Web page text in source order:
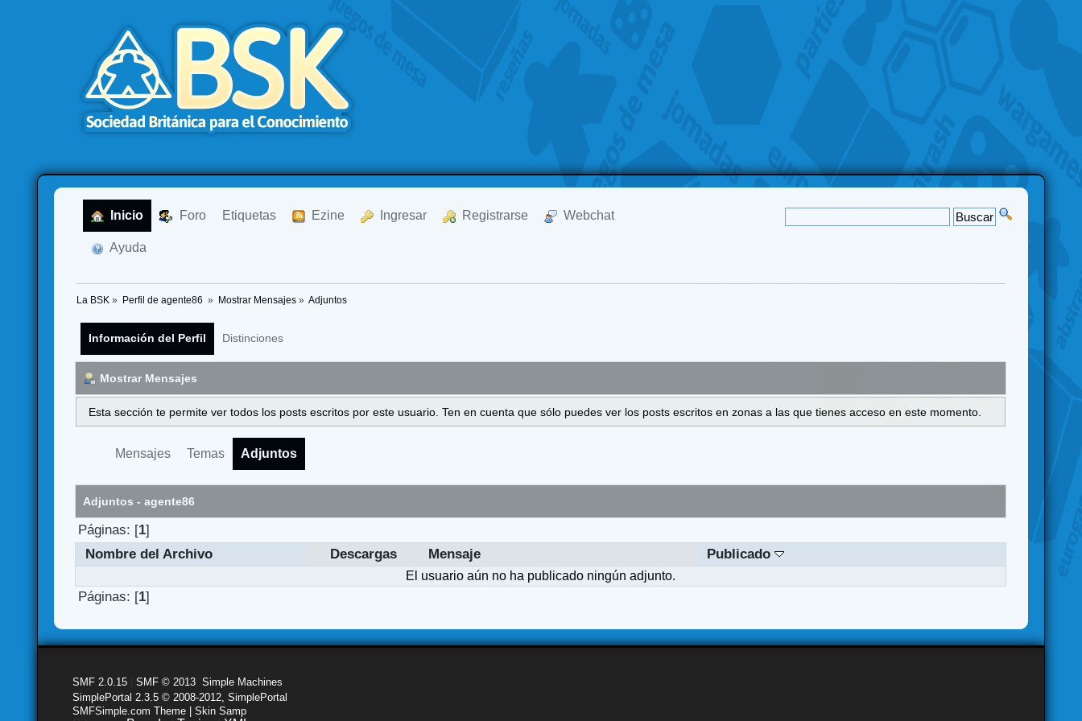
Inicio Foro Etiquetas Ezine Ingresar Registrarse Webchat
Ayuda
La BSK » Perfil de agente86 » Mostrar Mensajes» Adjuntos
Información del Perfil Distinciones
Mostrar Mensajes
Esta sección te permite ver todos los posts escritos por este usuario. Ten en cuenta que sólo puedes ver los posts escritos en zonas a las que tienes acceso en este momento.
Mensajes Temas Adjuntos
Adjuntos - agente86
Páginas: [1]
Nombre del Archivo
Descargas Mensaje Publicado
El usuario aún no ha publicado ningún adjunto.
Páginas: [1]
SMF 2.0.15 |SMF © 2013 ,Simple Machines
SimplePortal 2.3.5 © 2008-2012, SimplePortal
SMFSimple.com Theme | Skin Samp